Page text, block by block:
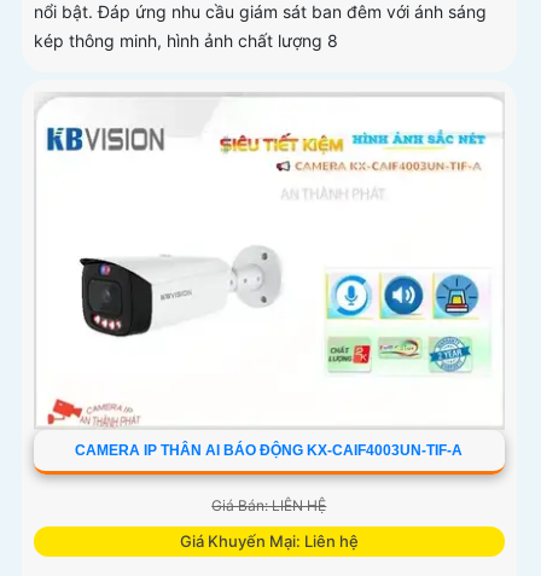
nổi bật. Đáp ứng nhu cầu giám sát ban đêm với ánh sáng
kép thông minh, hình ảnh chất lượng 8
CAMERA IP THÂN AI BÁO ĐỘNG KX-CAIF4003UN-TIF-A
Giá Bán: LIÊN HỆ
Giá Khuyến Mại: Liên hệ